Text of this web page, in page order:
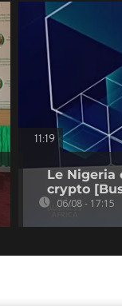
11:19
Le Nigeria
crypto
06/08 - 17:15